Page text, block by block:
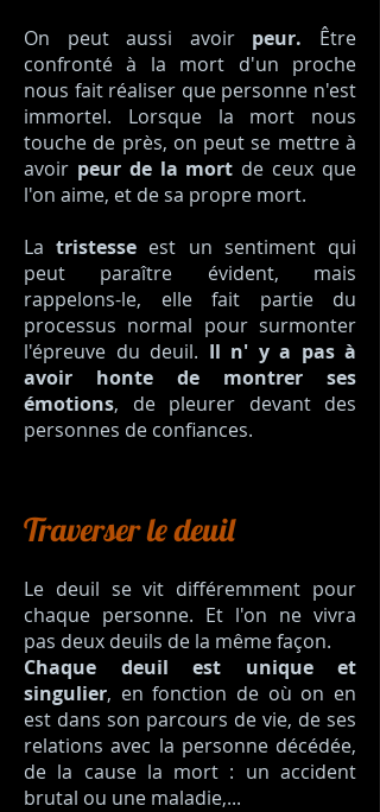
On peut aussi avoirpeur. Être
confronté à la mort d'un proche
nous fait réaliser que personne n'est
immortel. Lorsque la mort nous
touche de près, on peut se mettre à
avoir peur de la mort de ceux que
l'on aime, et de sa propre mort.
Latristesse est un sentiment qui
peut paraître évident, mais
rappelons-le, elle fait partie du
processus normal pour surmonter
l'épreuve du deuil. Il n' y a pas à
avoir honte de montrer ses
émotions, de pleurer devant des
personnes de confiances.
Traverser le deuil
Le deuil se vit différemment pour
chaque personne. Et l'on ne vivra
pas deux deuils de la même façon.
Chaque deuil est unique et
singulier, en fonction de où on en
est dans son parcours de vie, de ses
relations avec la personne décédée,
de la cause la mort : un accident
brutal ou une maladie,...